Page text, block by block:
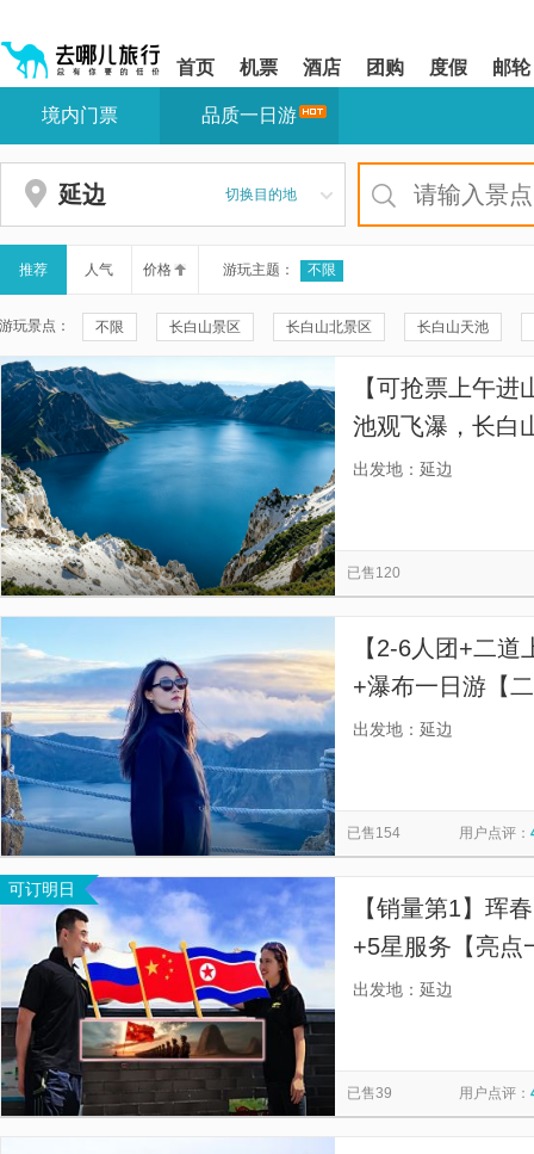
shift+enter
网
导
盲
导
模
式
您
站
区,
本
有
6
个
模
下
Tab
键
浏
览
信
息
首页 机票 酒店 团购 度假 邮轮
您
站
区
境内门票 品质一日游
延边 切换目的地
推荐 人气 价格 游玩主题： 不限
游玩景点： 不限 长白山景区 长白山北景区 长白山天池
聚龙泉
珲春圈河口岸 图们江广场 一眼望三国 图们口岸
吴大澂雕像 谷底林海 中国朝鲜族民俗园
图们市中朝铁路国门 长白山驯鹿森林
王池 延边博物馆
长白山九溪听泉景区 汉拿山温泉
延吉恐龙王国
【可抢票上午
池观飞瀑，长白
赏苔原花海登顶
出发地：延边
已售120
【2-6人团+二
+瀑布一日游【
式送达长白山北
出发地：延边
已售154 用户点评：
可订明日
【销量第1】珲
+5星服务【亮点
总社发团，可选
出发地：延边
已售39 用户点评：